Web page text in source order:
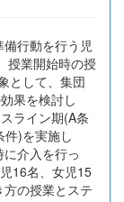
行動を行う児
授業開始時の授
として、集団
果を検討し
ライン期(A条
)を実施し
介入を行っ
16名、女児15
の授業とステ